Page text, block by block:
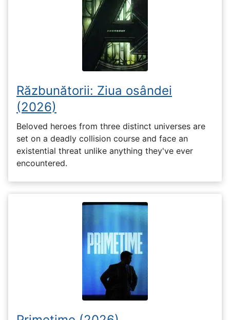
Răzbunătorii: Ziua osândei
(2026)
Beloved heroes from three distinct universes are
set on a deadly collision course and face an
existential threat unlike anything they've ever
encountered.